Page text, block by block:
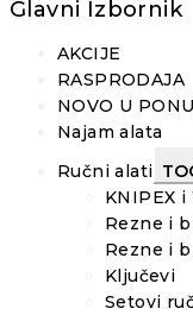
Glavni Izbornik
AKCIJE
RASPRODAJA
NOVO U
Najam alata
Ručni alati
KNIPEX i
Rezne i
Rezne i
Ključevi
Setovi